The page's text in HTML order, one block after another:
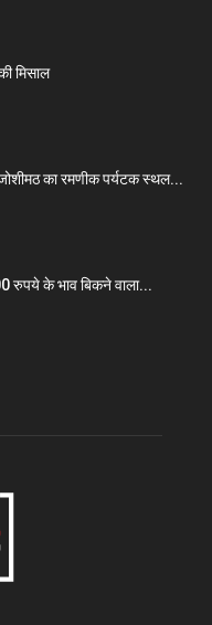
मिसाल
का रमणीक पर्यटक स्थल...
रुपये के भाव बिकने वाला...